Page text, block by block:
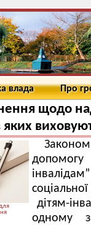
влада Про
щодо
яких
допомогу
дітям-
одному з